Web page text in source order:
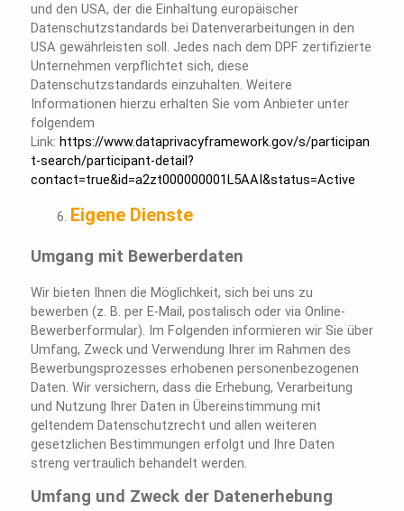
und den USA, der die Einhaltung europäischer
Datenschutzstandards bei Datenverarbeitungen in den
USA gewährleisten soll. Jedes nach dem DPF zertifizierte
Unternehmen verpflichtet sich, diese
Datenschutzstandards einzuhalten. Weitere
Informationen hierzu erhalten Sie vom Anbieter unter
folgendem
Link: https://www.dataprivacyframework.gov/s/participan
t-search/participant-detail?
contact=true&id=a2zt000000001L5AAI&status=Active
Eigene Dienste
Umgang mit Bewerberdaten
Wir bieten Ihnen die Möglichkeit, sich bei uns zu
bewerben (z. B. per E-Mail, postalisch oder via Online-
Bewerberformular). Im Folgenden informieren wir Sie über
Umfang, Zweck und Verwendung Ihrer im Rahmen des
Bewerbungsprozesses erhobenen personenbezogenen
Daten. Wir versichern, dass die Erhebung, Verarbeitung
und Nutzung Ihrer Daten in Übereinstimmung mit
geltendem Datenschutzrecht und allen weiteren
gesetzlichen Bestimmungen erfolgt und Ihre Daten
streng vertraulich behandelt werden.
Umfang und Zweck der Datenerhebung